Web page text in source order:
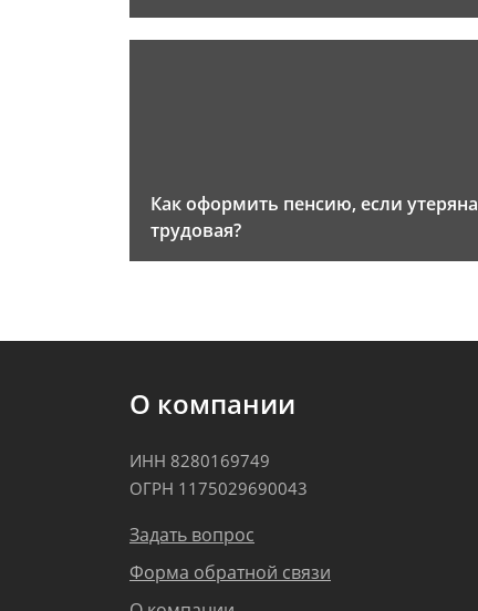
Как оформить пенсию, если утеряна
трудовая?
О компании
ИНН 8280169749
ОГРН 1175029690043
Задать вопрос
Форма обратной связи